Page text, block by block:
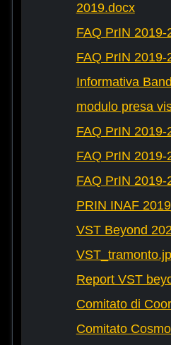
2019.docx
FAQ PrIN
FAQ PrIN
Informativa
modulo presa
FAQ PrIN
FAQ PrIN
FAQ PrIN
PRIN INAF
VST Beyond
Report VST
Comitato di
Comitato